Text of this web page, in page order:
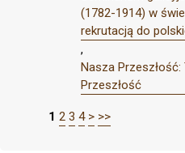
(1782-1914) w
rekrutacją do
,
Nasza
Przeszłość
1 2 3 4 > >>